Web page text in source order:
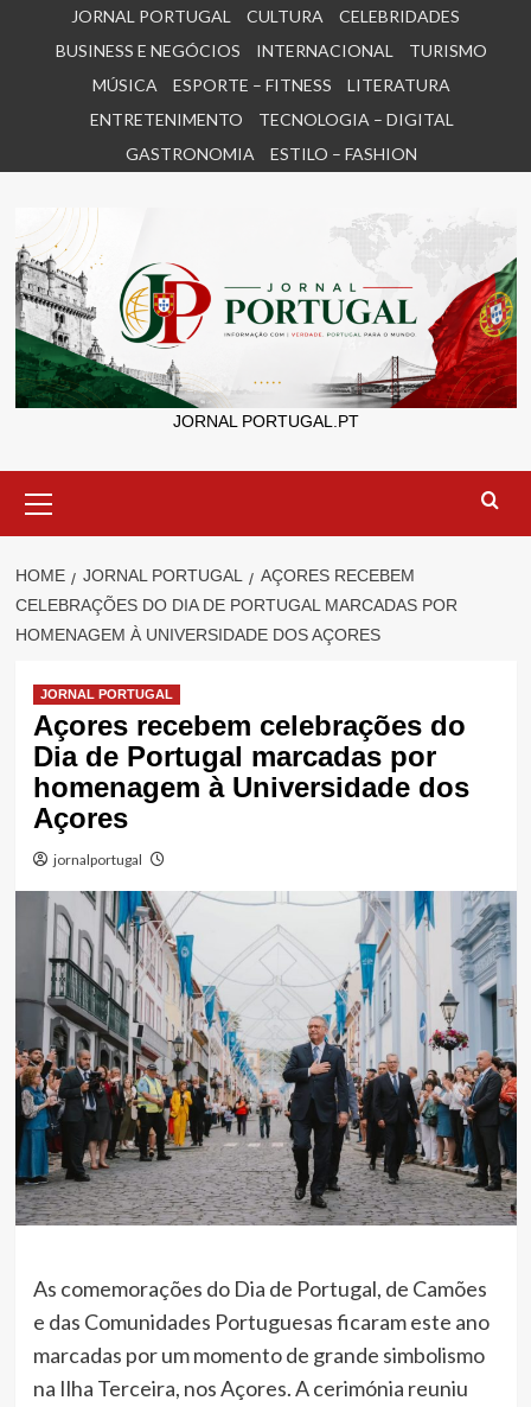
JORNAL PORTUGAL CULTURA
CELEBRIDADES
BUSINESS E NEGÓCIOS
INTERNACIONAL
TURISMO
MÚSICA
ESPORTE – FITNESS
LITERATURA
ENTRETENIMENTO
TECNOLOGIA – DIGITAL
GASTRONOMIA
ESTILO – FASHION
JORNAL PORTUGAL.PT
Menu
HOME JORNAL PORTUGAL
AÇORES RECEBEM
CELEBRAÇÕES DO DIA DE PORTUGAL MARCADAS POR
HOMENAGEM À UNIVERSIDADE DOS AÇORES
JORNAL PORTUGAL
Açores recebem celebrações do
Dia de Portugal marcadas por
homenagem à Universidade dos
Açores
jornalportugal
As comemorações do Dia de Portugal, de Camões
e das Comunidades Portuguesas ficaram este ano
marcadas por um momento de grande simbolismo
na Ilha Terceira, nos Açores. A cerimónia reuniu